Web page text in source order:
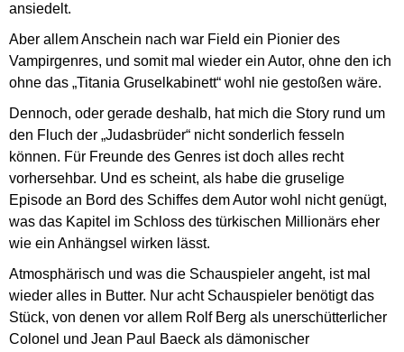
ansiedelt.
Aber allem Anschein nach war Field ein Pionier des
Vampirgenres, und somit mal wieder ein Autor, ohne den ich
ohne das „Titania Gruselkabinett“ wohl nie gestoßen wäre.
Dennoch, oder gerade deshalb, hat mich die Story rund um
den Fluch der „Judasbrüder“ nicht sonderlich fesseln
können. Für Freunde des Genres ist doch alles recht
vorhersehbar. Und es scheint, als habe die gruselige
Episode an Bord des Schiffes dem Autor wohl nicht genügt,
was das Kapitel im Schloss des türkischen Millionärs eher
wie ein Anhängsel wirken lässt.
Atmosphärisch und was die Schauspieler angeht, ist mal
wieder alles in Butter. Nur acht Schauspieler benötigt das
Stück, von denen vor allem Rolf Berg als unerschütterlicher
Colonel und Jean Paul Baeck als dämonischer